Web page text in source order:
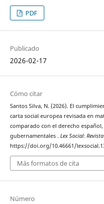
PDF
Publicado
2026-02-17
Cómo citar
Santos Silva, N. (2026). El
carta social europea revisada en
comparado con el derecho
gubernamentales . Lex Social:
https://doi.org/10.46661/
Más formatos de cita
Número